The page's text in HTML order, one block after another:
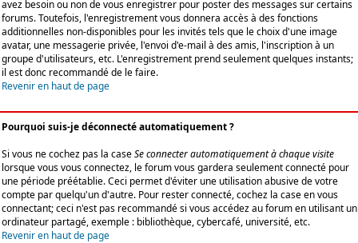
avez besoin ou non de vous enregistrer pour poster des messages sur certains
forums. Toutefois, l'enregistrement vous donnera accès à des fonctions
additionnelles non-disponibles pour les invités tels que le choix d'une image
avatar, une messagerie privée, l'envoi d'e-mail à des amis, l'inscription à un
groupe d'utilisateurs, etc. L'enregistrement prend seulement quelques instants;
il est donc recommandé de le faire.
Revenir en haut de page
Pourquoi suis-je déconnecté automatiquement ?
Si vous ne cochez pas la caseSe connecter automatiquement à chaque visite
lorsque vous vous connectez, le forum vous gardera seulement connecté pour
une période préétablie. Ceci permet d'éviter une utilisation abusive de votre
compte par quelqu'un d'autre. Pour rester connecté, cochez la case en vous
connectant; ceci n'est pas recommandé si vous accédez au forum en utilisant un
ordinateur partagé, exemple : bibliothèque, cybercafé, université, etc.
Revenir en haut de page